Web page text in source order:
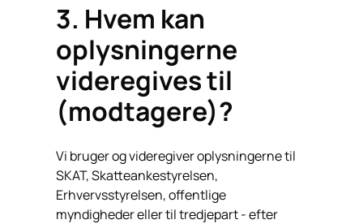
3. Hvem kan
oplysningerne
videregives til
(modtagere)?
Vi bruger og videregiver oplysningerne til
SKAT, Skatteankestyrelsen,
Erhvervsstyrelsen, offentlige
myndigheder eller til tredjepart - efter